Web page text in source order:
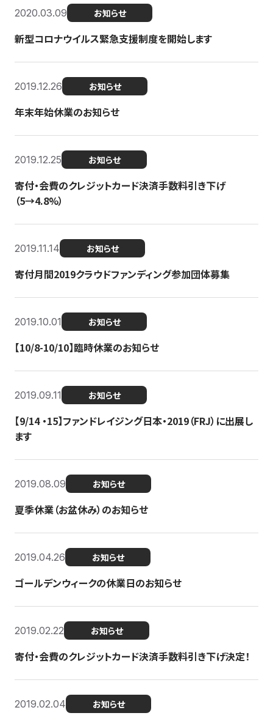
2020.03.09 お知らせ
新型コロナウイルス緊急支援制度を開始します
2019.12.26 お知らせ
年末年始休業のお知らせ
2019.12.25 お知らせ
寄付・会費のクレジットカード決済手数料引き下げ
（5→4.8%）
2019.11.14 お知らせ
寄付月間2019クラウドファンディング参加団体募集
2019.10.01 お知らせ
【10/8-10/10】臨時休業のお知らせ
2019.09.11 お知らせ
【9/14 ・15】ファンドレイジング日本・2019（FRJ）に出展し
ます
2019.08.09 お知らせ
夏季休業（お盆休み）のお知らせ
2019.04.26 お知らせ
ゴールデンウィークの休業日のお知らせ
2019.02.22 お知らせ
寄付・会費のクレジットカード決済手数料引き下げ決定！
2019.02.04 お知らせ